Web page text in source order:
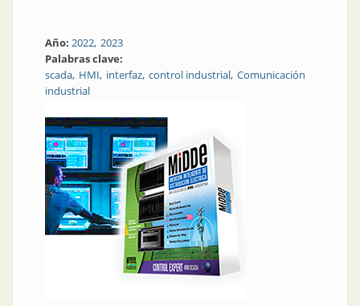
Año: 2022 2023
Palabras clave:
scada HMI interfaz control industrial Comunicación
industrial